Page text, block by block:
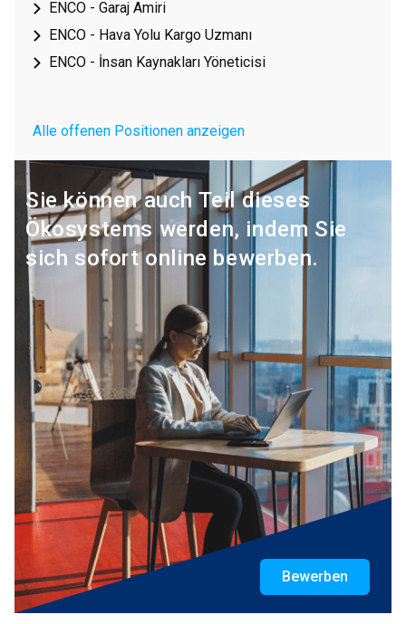
ENCO - Garaj Amiri
ENCO - Hava Yolu Kargo Uzmanı
ENCO - İnsan Kaynakları Yöneticisi
Alle offenen Positionen anzeigen
Sie können auch Teil dieses
Ökosystems werden, indem Sie
sich sofort online bewerben.
Bewerben